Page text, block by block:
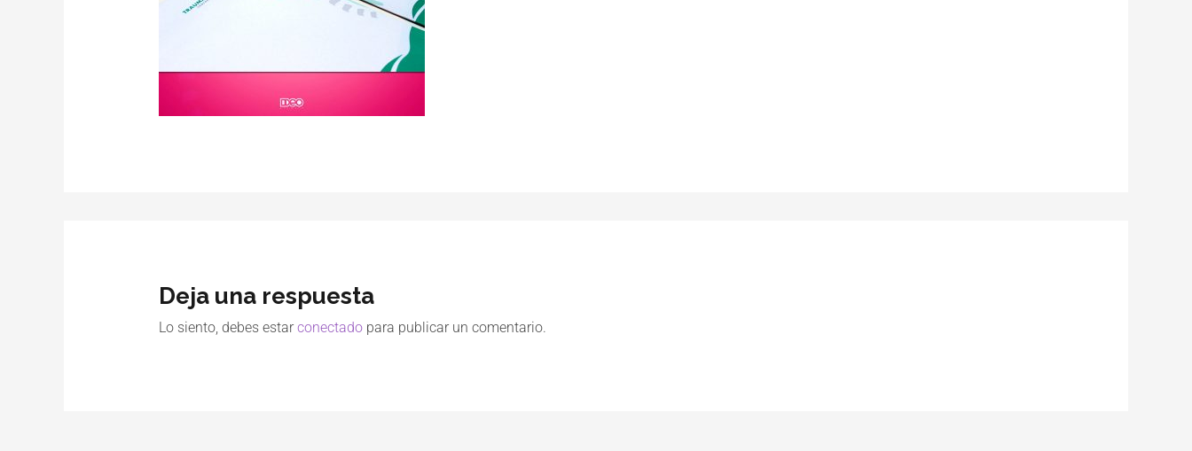
Deja una respuesta
Lo siento, debes estar conectadopara publicar un comentario.